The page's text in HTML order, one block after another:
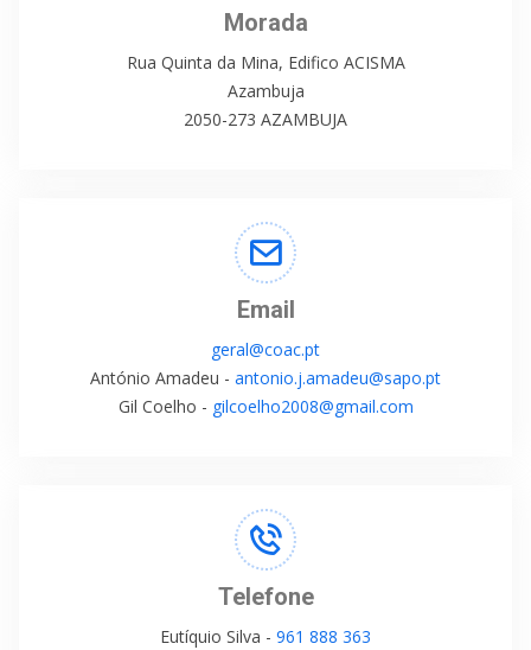
Morada
Rua Quinta da Mina, Edifico ACISMA
Azambuja
2050-273 AZAMBUJA
Email
geral@coac.pt
António Amadeu - antonio.j.amadeu@sapo.pt
Gil Coelho - gilcoelho2008@gmail.com
Telefone
Eutíquio Silva - 961 888 363